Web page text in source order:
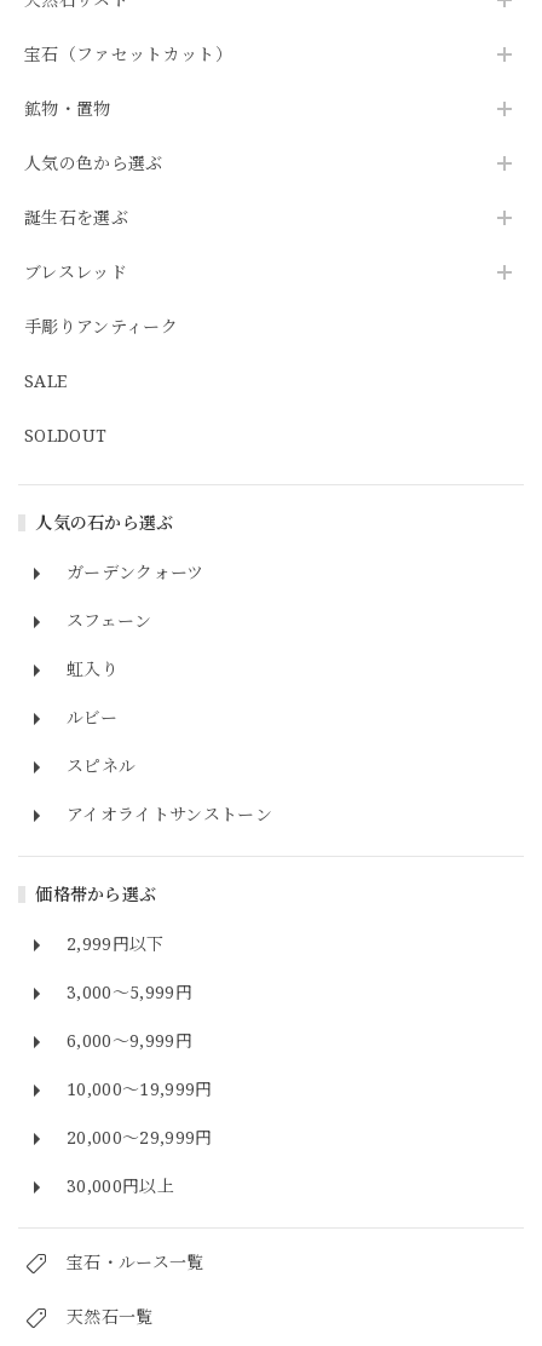
宝石（ファセットカット）
鉱物・置物
人気の色から選ぶ
誕生石を選ぶ
ブレスレッド
手彫りアンティーク
SALE
SOLDOUT
人気の石から選ぶ
ガーデンクォーツ
スフェーン
虹入り
ルビー
スピネル
アイオライトサンストーン
価格帯から選ぶ
2,999円以下
3,000～5,999円
6,000～9,999円
10,000～19,999円
20,000～29,999円
30,000円以上
宝石・ルース一覧
天然石一覧